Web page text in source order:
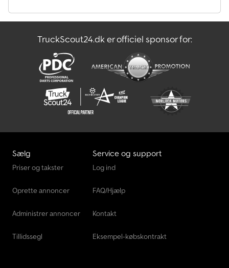
inkl. moms Cjdpox T Sapefx Am Tsrf * Alu-påramper (2.700 kg
støtteben bag (par) for 250,- EUR inkl. moms * Svingende bagklap
(se billeder) for merpris på 195,- EUR inkl. moms Attraktiv
finansiering muligt på forespørgsel Salg, rådgivning og afhentning
i Zell efter aftale. Bemærk: På grund af den aktuelle
materialemangel hos underleverandører kan tilbudspriser for
trailere, tilbehør og byggedele variere pga. materialetillæg.
Mellemhandel og fejl forbeholdes. Venligst forespørg om
tilgængelighed og endelige priser. Stort udvalg af nye og brugte
Levering i hele Tyskland mod tillægspris mulig!
TruckScout24.dk er officiel sponsor for:
Sælg
Priser og takster
Oprette annoncer
Administrer annoncer
Tillidssegl
Service og support
Log ind
FAQ/Hjælp
Kontakt
Eksempel-købskontrakt